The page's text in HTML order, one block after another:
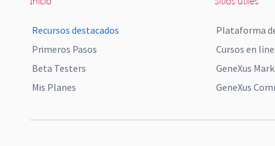
Recursos destacados
Primeros Pasos
Beta Testers
Mis Planes
Plataforma
Cursos en
GeneXus
GeneXus